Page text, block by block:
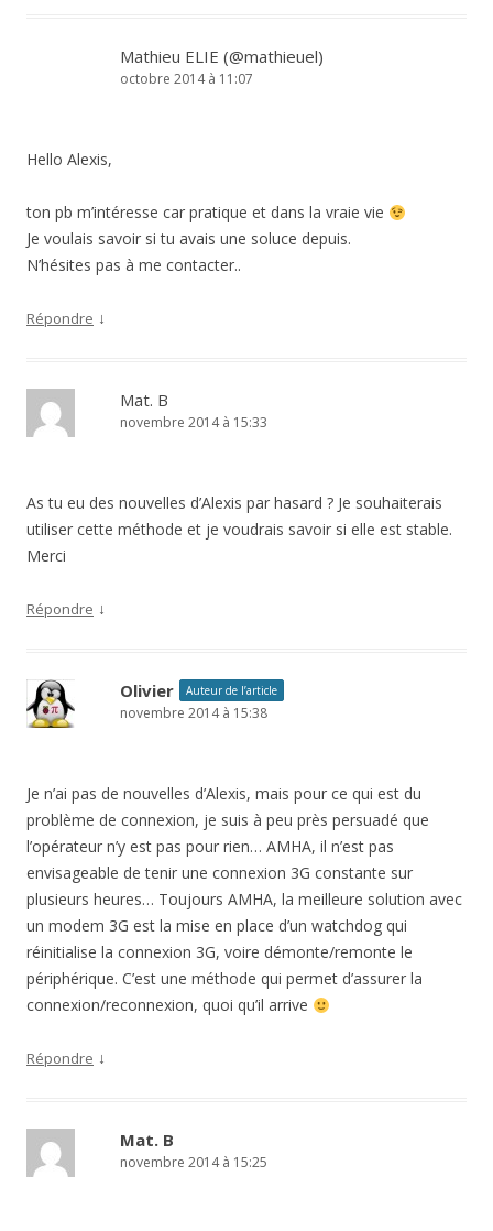
Mathieu ELIE (@mathieuel)
octobre 2014 à 11:07
Hello Alexis,
ton pb m’intéresse car pratique et dans la vraie vie
Je voulais savoir si tu avais une soluce depuis.
N’hésites pas à me contacter..
Répondre ↓
Mat. B
novembre 2014 à 15:33
As tu eu des nouvelles d’Alexis par hasard ? Je souhaiterais
utiliser cette méthode et je voudrais savoir si elle est stable.
Merci
Répondre ↓
Olivier Auteur de l’article
novembre 2014 à 15:38
Je n’ai pas de nouvelles d’Alexis, mais pour ce qui est du
problème de connexion, je suis à peu près persuadé que
l’opérateur n’y est pas pour rien… AMHA, il n’est pas
envisageable de tenir une connexion 3G constante sur
plusieurs heures… Toujours AMHA, la meilleure solution avec
un modem 3G est la mise en place d’un watchdog qui
réinitialise la connexion 3G, voire démonte/remonte le
périphérique. C’est une méthode qui permet d’assurer la
connexion/reconnexion, quoi qu’il arrive
Répondre ↓
Mat. B
novembre 2014 à 15:25